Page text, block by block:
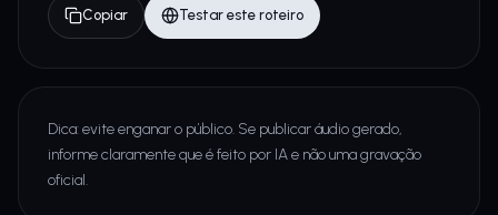
Copiar Testar este roteiro
Dica: evite enganar o público. Se publicar áudio gerado,
informe claramente que é feito por IA e não uma gravação
oficial.